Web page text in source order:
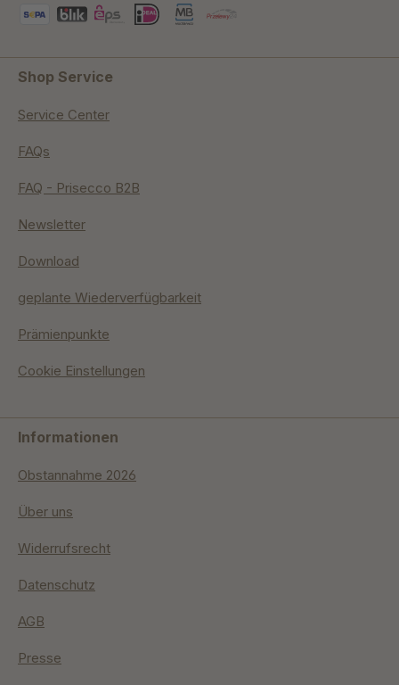
Shop Service
Service Center
FAQs
FAQ - Prisecco B2B
Newsletter
Download
geplante Wiederverfügbarkeit
Prämienpunkte
Cookie Einstellungen
Informationen
Obstannahme 2026
Über uns
Widerrufsrecht
Datenschutz
AGB
Presse